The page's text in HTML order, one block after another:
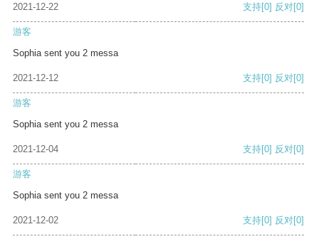
2021-12-22 支持[0] 反对[0]
游客
Sophia sent you 2 messa
2021-12-12 支持[0] 反对[0]
游客
Sophia sent you 2 messa
2021-12-04 支持[0] 反对[0]
游客
Sophia sent you 2 messa
2021-12-02 支持[0] 反对[0]